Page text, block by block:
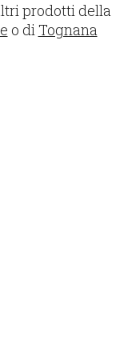
prodotti della
o diTognana